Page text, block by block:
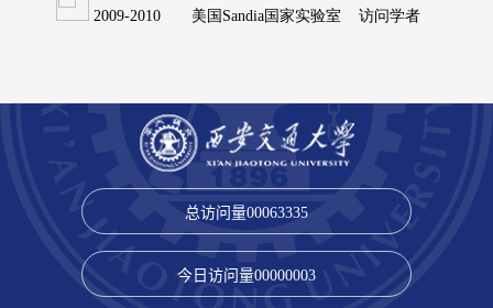
总访问量00063335
今日访问量00000003